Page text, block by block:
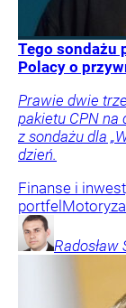
Tego sondażu
Polacy o
Prawie dwie
pakietu CPN
z sondażu dla
dzień.
Finanse i
portfel
Radosław